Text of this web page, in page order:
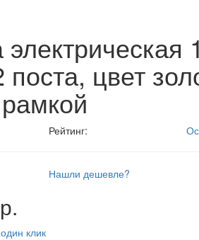
электрическая
поста, цвет
Рейтинг:
Нашли дешевле?
клик